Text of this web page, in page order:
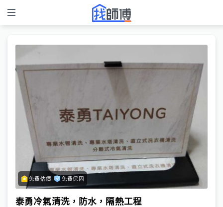
免費估價 免費保固
泰勇冷氣清洗，防水，隔熱工程